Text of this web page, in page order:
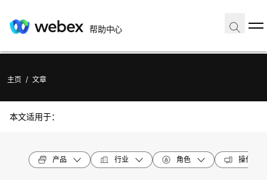
帮助中心
主页 / 文章
本文适用于：
产品 行业 角色 操作系统